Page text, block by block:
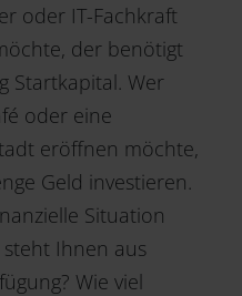
oder IT-Fachkraft
der benötigt
Startkapital. Wer
oder eine
eröffnen möchte,
Geld investieren.
Situation
steht Ihnen aus
Wie viel